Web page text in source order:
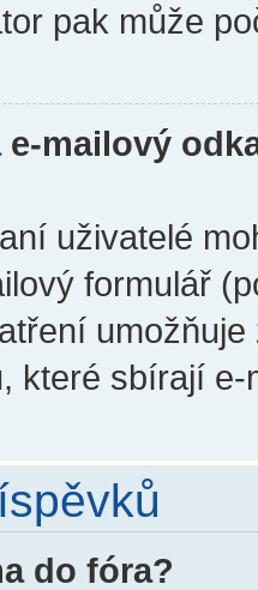
pak může
mailový
uživatelé
formulář
které sbírají e-
do fóra?